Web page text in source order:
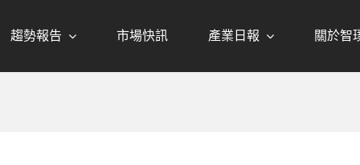
趨勢報告 市場快訊 產業日報 關於智